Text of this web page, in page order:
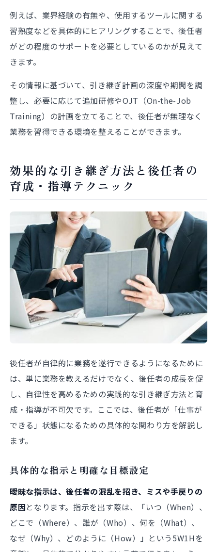
例えば、業界経験の有無や、使用するツールに関する
習熟度などを具体的にヒアリングすることで、後任者
がどの程度のサポートを必要としているのかが見えて
きます。
その情報に基づいて、引き継ぎ計画の深度や期間を調
整し、必要に応じて追加研修やOJT（On-the-Job
Training）の計画を立てることで、後任者が無理なく
業務を習得できる環境を整えることができます。
効果的な引き継ぎ方法と後任者の
育成・指導テクニック
後任者が自律的に業務を遂行できるようになるために
は、単に業務を教えるだけでなく、後任者の成長を促
し、自律性を高めるための実践的な引き継ぎ方法と育
成・指導が不可欠です。ここでは、後任者が「仕事が
できる」状態になるための具体的な関わり方を解説し
ます。
具体的な指示と明確な目標設定
曖昧な指示は、後任者の混乱を招き、ミスや手戻りの
原因となります。指示を出す際は、「いつ（When）、
どこで（Where）、誰が（Who）、何を（What）、
なぜ（Why）、どのように（How）」という5W1Hを